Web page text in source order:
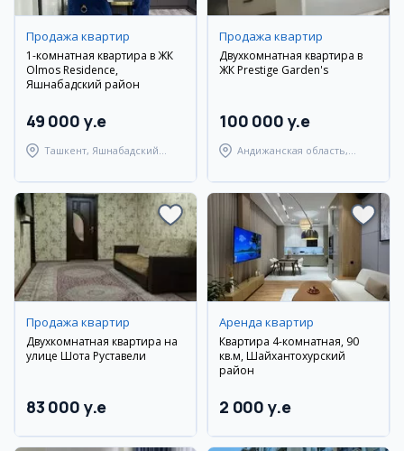
Продажа квартир
1-комнатная квартира в ЖК
Olmos Residence,
Яшнабадский район
49 000 y.e
Ташкент, Яшнабадский
Продажа квартир
Двухкомнатная квартира в
ЖК Prestige Garden's
100 000 y.e
Андижанская область,
Продажа квартир
Двухкомнатная квартира на
улице Шота Руставели
83 000 y.e
Аренда квартир
Квартира 4-комнатная, 90
кв.м, Шайхантохурский
район
2 000 y.e